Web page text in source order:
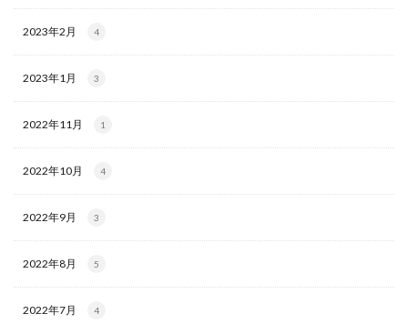
2023年2月 4
2023年1月 3
2022年11月 1
2022年10月 4
2022年9月 3
2022年8月 5
2022年7月 4